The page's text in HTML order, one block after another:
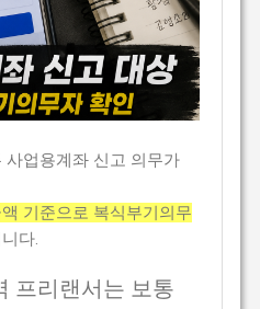
업용계좌 신고 의무가
기준으로 복식부기의무
다.
프리랜서는 보통